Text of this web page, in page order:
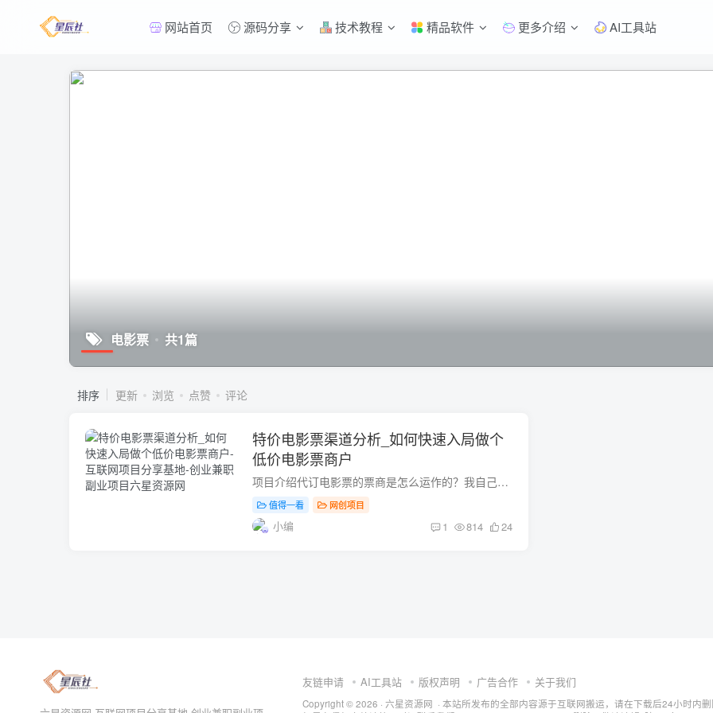
网站首页 源码分享 技术教程 精品软件 更多介绍 AI工具站
电影票 共1篇
排序 更新 浏览 点赞 评论
特价电影票渠道分析_如何快速入局做个
低价电影票商户
项目介绍代订电影票的票商是怎么运作的？我自己想拿到一手最低价票该怎么做？本次教程主要就是说的这个，这玩意挺火的，很多人收代理都收了几十个，也有朋友交流一个月能搞个1-2W的，那到底具体...
值得一看 网创项目
小编 1 814 24
友链申请 AI工具站 版权声明 广告合作 关于我们
Copyright © 2026 · 六星资源网 · 本站所发布的全部内容源于互联网搬运，请在下载后24小时内